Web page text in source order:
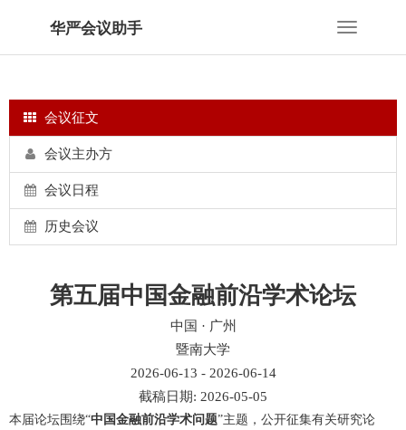
Toggle
华严会议助手
会议征文
会议主办方
会议日程
历史会议
第五届中国金融前沿学术论坛
中国 · 广州
暨南大学
2026-06-13 - 2026-06-14
截稿日期: 2026-05-05
本届论坛围绕“中国金融前沿学术问题”主题，公开征集有关研究论